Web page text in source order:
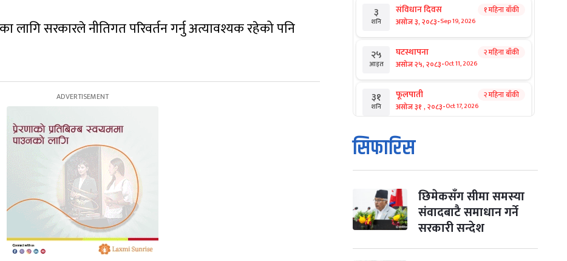
लागि सरकारले नीतिगत परिवर्तन गर्नु अत्यावश्यक रहेको पनि
३
शनि
संविधान दिवस
असोज ३, २०८३-Sep 19, 2026
१ महिना बाँकी
२५
आइत
घटस्थापना
असोज २५, २०८३-Oct 11, 2026
२ महिना बाँकी
३१
शनि
फूलपाती
असोज ३१ , २०८३-Oct 17, 2026
२ महिना बाँकी
१
आइत
कार्तिक सङ्क्रान्ति
कार्तिक १, २०८३
मंगल कार्तिक ३, २०८३-Oct 20, 2026
४ विजयादशमी
कार्तिक ४, २०८३- Oct 21, 2026
२ महिना बाँकी
सिफारिस
छिमेकसँग सीमा समस्या
संवादबाटै समाधान गर्ने
सरकारी सन्देश